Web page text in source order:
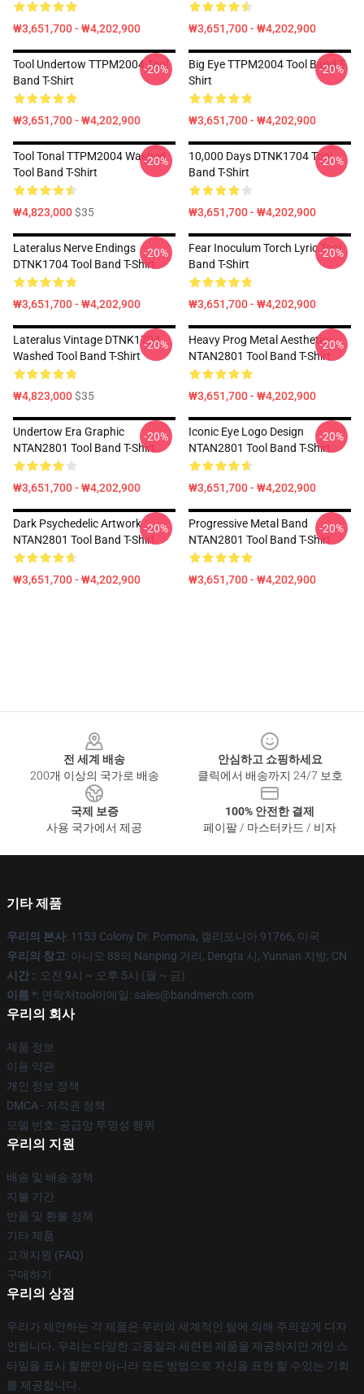
₩3,651,700 - ₩4,202,900 ₩3,651,700 - ₩4,202,900
Tool Undertow TTPM2004 Tool
Band T-Shirt
₩3,651,700 - ₩4,202,900
-20%
Big Eye TTPM2004 Tool Band T-
Shirt
₩3,651,700 - ₩4,202,900
-20%
Tool Tonal TTPM2004 Washed
Tool Band T-Shirt
₩4,823,000$35
-20%
10,000 Days DTNK1704 Tool
Band T-Shirt
₩3,651,700 - ₩4,202,900
-20%
Lateralus Nerve Endings
DTNK1704 Tool Band T-Shirt
₩3,651,700 - ₩4,202,900
-20%
Fear Inoculum Torch Lyric Tool
Band T-Shirt
₩3,651,700 - ₩4,202,900
-20%
Lateralus Vintage DTNK1704
Washed Tool Band T-Shirt
₩4,823,000$35
-20%
Heavy Prog Metal Aesthetic
NTAN2801 Tool Band T-Shirt
₩3,651,700 - ₩4,202,900
-20%
Undertow Era Graphic
NTAN2801 Tool Band T-Shirt
₩3,651,700 - ₩4,202,900
-20%
Iconic Eye Logo Design
NTAN2801 Tool Band T-Shirt
₩3,651,700 - ₩4,202,900
-20%
Dark Psychedelic Artwork
NTAN2801 Tool Band T-Shirt
₩3,651,700 - ₩4,202,900
-20%
Progressive Metal Band
NTAN2801 Tool Band T-Shirt
₩3,651,700 - ₩4,202,900
-20%
전 세계 배송
200개 이상의 국가로 배송
안심하고 쇼핑하세요
클릭에서 배송까지 24/7 보호
국제 보증
사용 국가에서 제공
100% 안전한 결제
페이팔 / 마스터카드 / 비자
기타 제품
우리의 본사: 1153 Colony Dr. Pomona, 캘리포니아 91766, 미국
우리의 창고: 아니오 88의 Nanping 거리, Dengta 시, Yunnan 지방, CN
시간 :: 오전 9시 ~ 오후 5시 (월 ~ 금)
이름 *: 연락처tool이메일: sales@bandmerch.com
우리의 회사
제품 정보
이용 약관
개인 정보 정책
DMCA - 저작권 정책
모델 번호: 공급망 투명성 행위
우리의 지원
배송 및 배송 정책
지불 기간
반품 및 환불 정책
기타 제품
고객지원 (FAQ)
구매하기
우리의 상점
우리가 제안하는 각 제품은 우리의 세계적인 팀에 의해 주의깊게 디자
인됩니다. 우리는 다양한 고품질과 세련된 제품을 제공하지만 개인 스
타일을 표시 할뿐만 아니라 모든 방법으로 자신을 표현 할 수있는 기회
를 제공합니다.